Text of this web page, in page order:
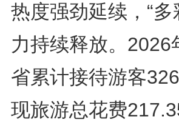
热度强劲延续，“
力持续释放。2026
省累计接待游客
现旅游总花费